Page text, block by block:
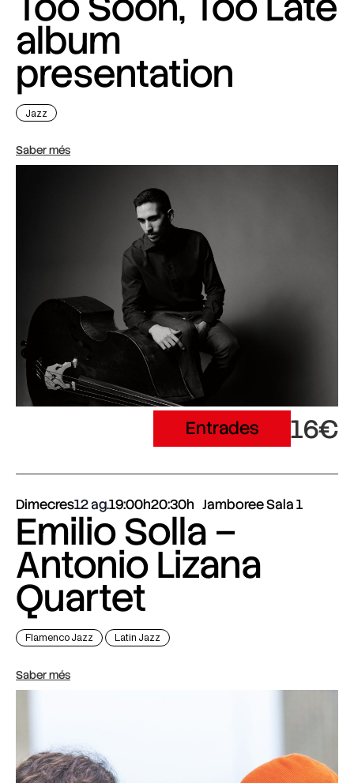
album
presentation
Jazz
Saber més
Entrades 16€
Dimecres12 ag.19:00h20:30h Jamboree Sala 1
Emilio Solla –
Antonio Lizana
Quartet
Flamenco Jazz Latin Jazz
Saber més